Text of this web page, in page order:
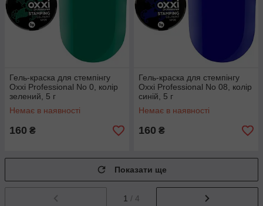
Гель-краска для стемпінгу
Oxxi Professional No 0, колір
зелений, 5 г
Немає в наявності
160 ₴
Гель-краска для стемпінгу
Oxxi Professional No 08, колір
синій, 5 г
Немає в наявності
160 ₴
Показати ще
1 / 4